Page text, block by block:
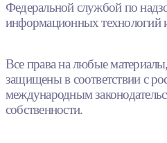
Федеральной службой по
информационных технологий
Все права на любые
защищены в соответствии с
международным
собственности.